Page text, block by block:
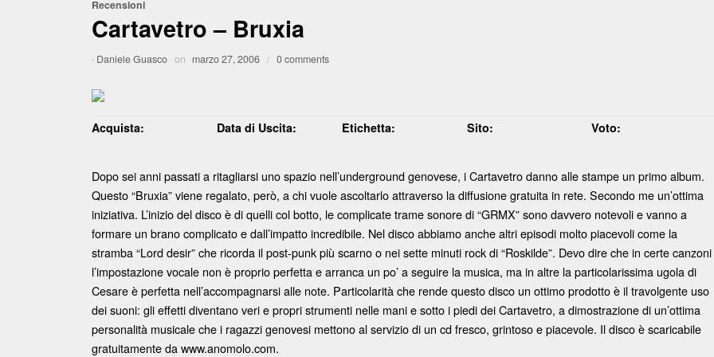
Recensioni
Cartavetro – Bruxia
· Daniele Guasco on marzo 27, 2006 / 0 comments
Acquista: Data di Uscita: Etichetta: Sito: Voto:
Dopo sei anni passati a ritagliarsi uno spazio nell’underground genovese, i Cartavetro danno alle stampe un primo album.
Questo “Bruxia” viene regalato, però, a chi vuole ascoltarlo attraverso la diffusione gratuita in rete. Secondo me un’ottima
iniziativa. L’inizio del disco è di quelli col botto, le complicate trame sonore di “GRMX” sono davvero notevoli e vanno a
formare un brano complicato e dall’impatto incredibile. Nel disco abbiamo anche altri episodi molto piacevoli come la
stramba “Lord desir” che ricorda il post-punk più scarno o nei sette minuti rock di “Roskilde”. Devo dire che in certe canzoni
l’impostazione vocale non è proprio perfetta e arranca un po’ a seguire la musica, ma in altre la particolarissima ugola di
Cesare è perfetta nell’accompagnarsi alle note. Particolarità che rende questo disco un ottimo prodotto è il travolgente uso
dei suoni: gli effetti diventano veri e propri strumenti nelle mani e sotto i piedi dei Cartavetro, a dimostrazione di un’ottima
personalità musicale che i ragazzi genovesi mettono al servizio di un cd fresco, grintoso e piacevole. Il disco è scaricabile
gratuitamente da www.anomolo.com.